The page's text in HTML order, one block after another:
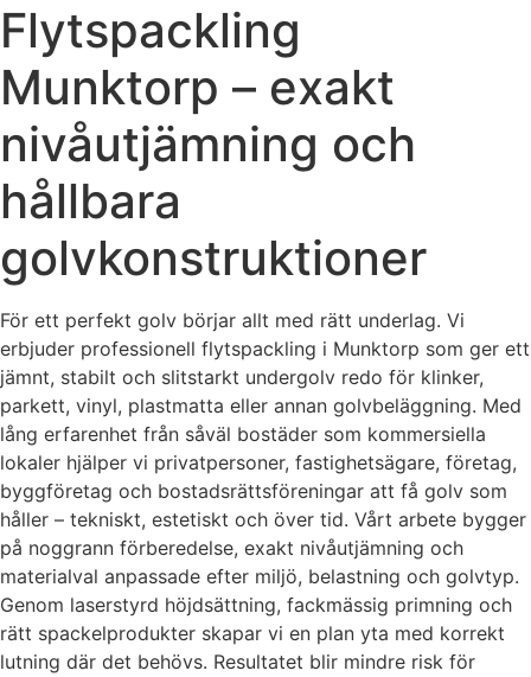
Flytspackling
Munktorp – exakt
nivåutjämning och
hållbara
golvkonstruktioner
För ett perfekt golv börjar allt med rätt underlag. Vi
erbjuder professionell flytspackling i Munktorp som ger ett
jämnt, stabilt och slitstarkt undergolv redo för klinker,
parkett, vinyl, plastmatta eller annan golvbeläggning. Med
lång erfarenhet från såväl bostäder som kommersiella
lokaler hjälper vi privatpersoner, fastighetsägare, företag,
byggföretag och bostadsrättsföreningar att få golv som
håller – tekniskt, estetiskt och över tid. Vårt arbete bygger
på noggrann förberedelse, exakt nivåutjämning och
materialval anpassade efter miljö, belastning och golvtyp.
Genom laserstyrd höjdsättning, fackmässig primning och
rätt spackelprodukter skapar vi en plan yta med korrekt
lutning där det behövs. Resultatet blir mindre risk för